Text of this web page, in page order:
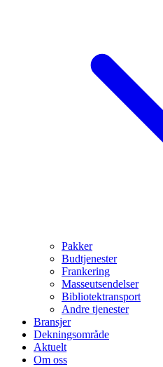
Pakker
Budtjenester
Frankering
Masseutsendelser
Bibliotektransport
Andre tjenester
Bransjer
Dekningsområde
Aktuelt
Om oss